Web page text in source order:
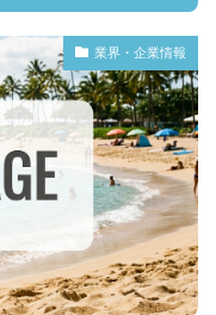
業界・企業情報